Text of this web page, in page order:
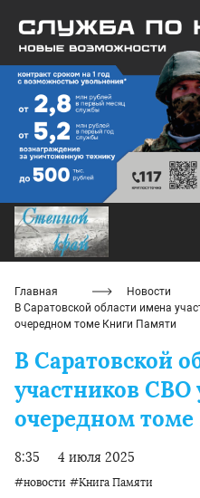
Главная
Новости
В Саратовской области имена
очередном томе Книги Памяти
В Саратовской
участников СВО
очередном
8:35 4 июля 2025
#новости #Книга Памяти